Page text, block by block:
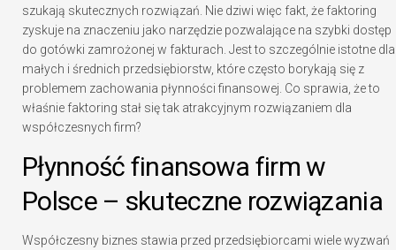
szukają skutecznych rozwiązań. Nie dziwi więc fakt, że faktoring
zyskuje na znaczeniu jako narzędzie pozwalające na szybki dostęp
do gotówki zamrożonej w fakturach. Jest to szczególnie istotne dla
małych i średnich przedsiębiorstw, które często borykają się z
problemem zachowania płynności finansowej. Co sprawia, że to
właśnie faktoring stał się tak atrakcyjnym rozwiązaniem dla
współczesnych firm?
Płynność finansowa firm w
Polsce – skuteczne rozwiązania
Współczesny biznes stawia przed przedsiębiorcami wiele wyzwań